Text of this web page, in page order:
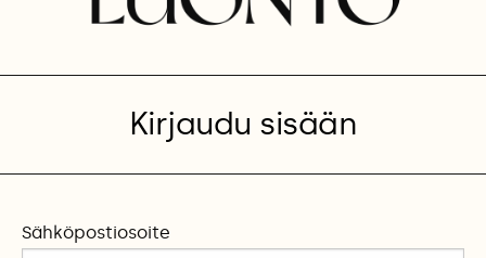
Kirjaudu sisään
Sähköpostiosoite